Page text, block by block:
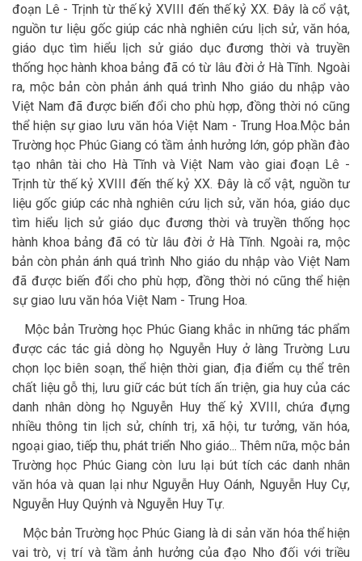
đoạn Lê - Trịnh từ thế kỷ XVIII đến thế kỷ XX. Đây là cổ vật,
nguồn tư liệu gốc giúp các nhà nghiên cứu lịch sử, văn hóa,
giáo dục tìm hiểu lịch sử giáo dục đương thời và truyền
thống học hành khoa bảng đã có từ lâu đời ở Hà Tĩnh. Ngoài
ra, mộc bản còn phản ánh quá trình Nho giáo du nhập vào
Việt Nam đã được biến đổi cho phù hợp, đồng thời nó cũng
thể hiện sự giao lưu văn hóa Việt Nam - Trung Hoa.Mộc bản
Trường học Phúc Giang có tầm ảnh hưởng lớn, góp phần đào
tạo nhân tài cho Hà Tĩnh và Việt Nam vào giai đoạn Lê -
Trịnh từ thế kỷ XVIII đến thế kỷ XX. Đây là cổ vật, nguồn tư
liệu gốc giúp các nhà nghiên cứu lịch sử, văn hóa, giáo dục
tìm hiểu lịch sử giáo dục đương thời và truyền thống học
hành khoa bảng đã có từ lâu đời ở Hà Tĩnh. Ngoài ra, mộc
bản còn phản ánh quá trình Nho giáo du nhập vào Việt Nam
đã được biến đổi cho phù hợp, đồng thời nó cũng thể hiện
sự giao lưu văn hóa Việt Nam - Trung Hoa.
Mộc bản Trường học Phúc Giang khắc in những tác phẩm
được các tác giả dòng họ Nguyễn Huy ở làng Trường Lưu
chọn lọc biên soạn, thể hiện thời gian, địa điểm cụ thể trên
chất liệu gỗ thị, lưu giữ các bút tích ấn triện, gia huy của các
danh nhân dòng họ Nguyễn Huy thế kỷ XVIII, chứa đựng
nhiều thông tin lịch sử, chính trị, xã hội, tư tưởng, văn hóa,
ngoại giao, tiếp thu, phát triển Nho giáo... Thêm nữa, mộc bản
Trường học Phúc Giang còn lưu lại bút tích các danh nhân
văn hóa và quan lại như Nguyễn Huy Oánh, Nguyễn Huy Cự,
Nguyễn Huy Quýnh và Nguyễn Huy Tự.
Mộc bản Trường học Phúc Giang là di sản văn hóa thể hiện
vai trò, vị trí và tầm ảnh hưởng của đạo Nho đối với triều